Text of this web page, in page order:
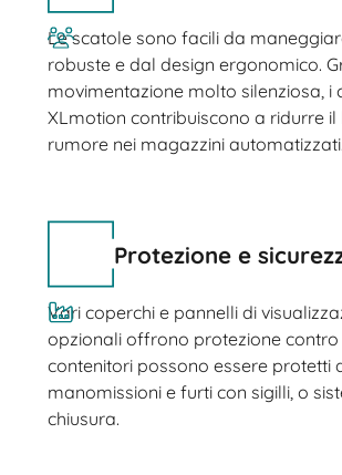
Le scatole sono facili da
robuste e dal design ergonomico.
movimentazione molto silenziosa, i
XLmotion contribuiscono a ridurre il
rumore nei magazzini automatizzati.
Protezione e
Vari coperchi e pannelli di
opzionali offrono protezione contro
contenitori possono essere protetti
manomissioni e furti con sigilli, o
chiusura.